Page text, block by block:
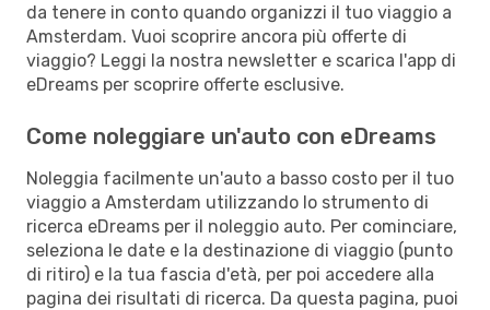
da tenere in conto quando organizzi il tuo viaggio a
Amsterdam. Vuoi scoprire ancora più offerte di
viaggio? Leggi la nostra newsletter e scarica l'app di
eDreams per scoprire offerte esclusive.
Come noleggiare un'auto con eDreams
Noleggia facilmente un'auto a basso costo per il tuo
viaggio a Amsterdam utilizzando lo strumento di
ricerca eDreams per il noleggio auto. Per cominciare,
seleziona le date e la destinazione di viaggio (punto
di ritiro) e la tua fascia d'età, per poi accedere alla
pagina dei risultati di ricerca. Da questa pagina, puoi